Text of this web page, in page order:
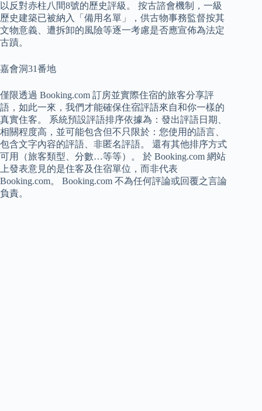
以反對赤柱八間8號的歷史評級。 按古諮會機制，一級
歷史建築已被納入「備用名單」，供古物事務監督按其
文物意義、遭拆卸的風險等逐一考慮是否應宣佈為法定
古蹟。
嘉會洞31番地
僅限透過 Booking.com 訂房並實際住宿的旅客分享評
語，如此一來，我們才能確保住宿評語來自和你一樣的
真實住客。 系統預設評語排序依據為：發出評語日期、
相關程度高，並可能包含但不只限於：您使用的語言、
包含文字內容的評語、非匿名評語。 還有其他排序方式
可用（旅客類型、分數…等等）。 於 Booking.com 網站
上發表意見的是住客及住宿單位，而非代表
Booking.com。 Booking.com 不為任何評論或回覆之言論
負責。